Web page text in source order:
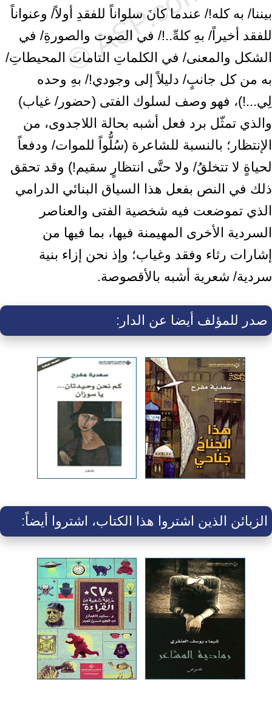
بيننا/ به كله!/ عندما كانَ سلواناً للفقدِ أولاً/ وعنواناً
للفقد أخيراً/ بهِ كلهِّ..!/ في الصوت والصورةِ/ في
الشكل والمعنى/ في الكلماتِ التامات المحيطاتِ/
به من كل جانبٍ/ دليلاً إلى وجودي!/ بهِ وحده
لِي...!)، فهو وصف لسلوك الفتى (حضور/ غياب)
والذي تمثّل برد فعل أشبه بحالة اللاجدوى، من
الإنتظار؛ بالنسبة للشاعرة (سُلُّواً للموات/ ودفعاً
لحياةٍ لا تتخلقُ/ ولا حتَّى انتظارٍ سقيم!) وقد تحقق
ذلك في النص بفعل هذا السياق البنائي الدرامي
الذي تموضعت فيه شخصية الفتى والعناصر
السردية الأخرى المهيمنة فيها، بما فيها من
إشارات رثاء وفقد وغياب؛ وإذ نحن إزاء بنية
سردية/ شعرية أشبه بالأقصوصة.
صدر للمؤلف أيضا عن الدار:
الزبائن الذين اشتروا هذا الكتاب، اشتروا أيضاً: